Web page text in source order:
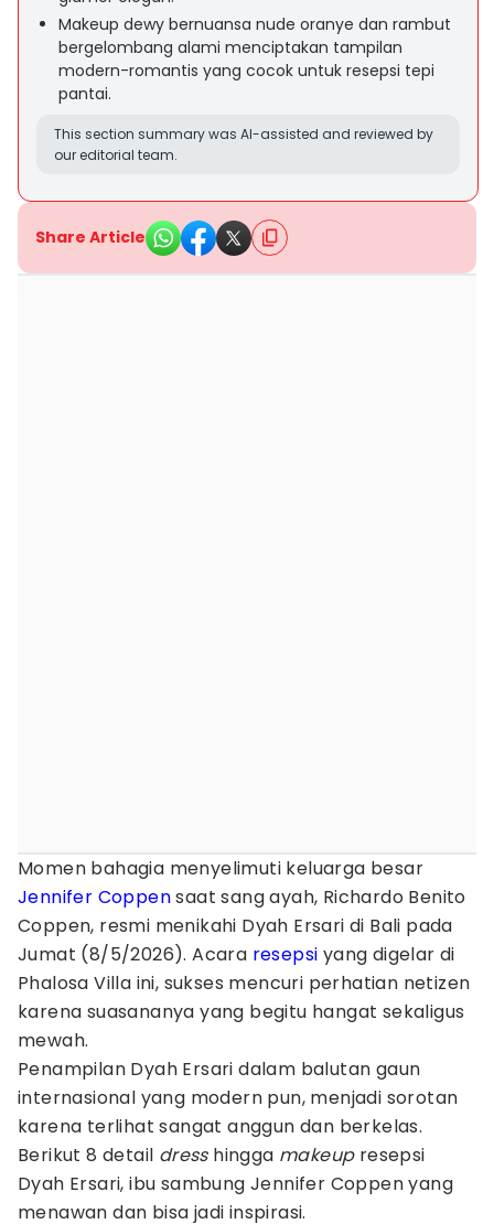
Makeup dewy bernuansa nude oranye dan rambut
bergelombang alami menciptakan tampilan
modern-romantis yang cocok untuk resepsi tepi
pantai.
This section summary was AI-assisted and reviewed by
our editorial team.
Share Article
Momen bahagia menyelimuti keluarga besar
Jennifer Coppensaat sang ayah, Richardo Benito
Coppen, resmi menikahi Dyah Ersari di Bali pada
Jumat (8/5/2026). Acara resepsi yang digelar di
Phalosa Villa ini, sukses mencuri perhatian netizen
karena suasananya yang begitu hangat sekaligus
mewah.
Penampilan Dyah Ersari dalam balutan gaun
internasional yang modern pun, menjadi sorotan
karena terlihat sangat anggun dan berkelas.
Berikut 8 detail dresshingga makeupresepsi
Dyah Ersari, ibu sambung Jennifer Coppen yang
menawan dan bisa jadi inspirasi.